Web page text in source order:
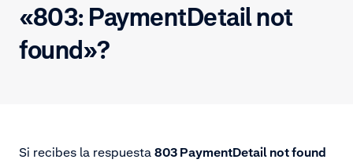
«803: PaymentDetail not
found»?
Si recibes la respuesta 803 PaymentDetail not found